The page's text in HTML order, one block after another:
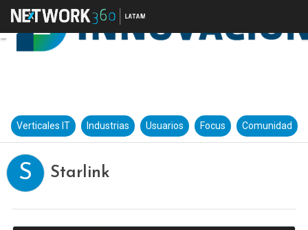
Verticales IT Industrias Usuarios Focus Comunidad
S Starlink